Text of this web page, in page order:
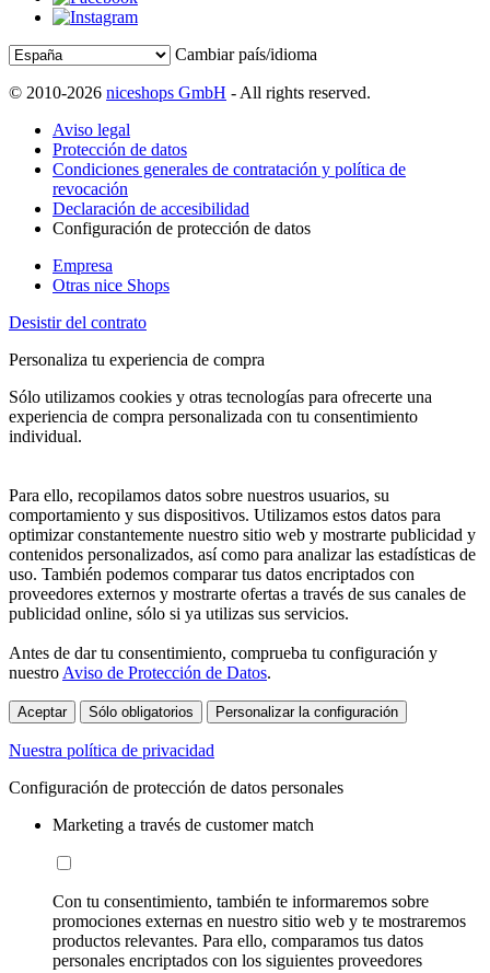
Cambiar país/idioma
© 2010-2026 niceshops GmbH - All rights reserved.
Aviso legal
Protección de datos
Condiciones generales de contratación y política de
revocación
Declaración de accesibilidad
Configuración de protección de datos
Empresa
Otras nice Shops
Desistir del contrato
Personaliza tu experiencia de compra
Sólo utilizamos cookies y otras tecnologías para ofrecerte una
experiencia de compra personalizada con tu consentimiento
individual.
Para ello, recopilamos datos sobre nuestros usuarios, su
comportamiento y sus dispositivos. Utilizamos estos datos para
optimizar constantemente nuestro sitio web y mostrarte publicidad y
contenidos personalizados, así como para analizar las estadísticas de
uso. También podemos comparar tus datos encriptados con
proveedores externos y mostrarte ofertas a través de sus canales de
publicidad online, sólo si ya utilizas sus servicios.
Antes de dar tu consentimiento, comprueba tu configuración y
nuestro Aviso de Protección de Datos.
Aceptar Sólo obligatorios Personalizar la configuración
Nuestra política de privacidad
Configuración de protección de datos personales
Marketing a través de customer match
Con tu consentimiento, también te informaremos sobre
promociones externas en nuestro sitio web y te mostraremos
productos relevantes. Para ello, comparamos tus datos
personales encriptados con los siguientes proveedores